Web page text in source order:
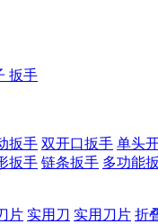
扳手
扳手 双开口扳手 单头
扳手 链条扳手 多功能
片 实用刀 实用刀片 折